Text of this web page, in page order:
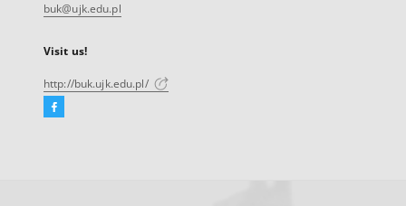
buk@ujk.edu.pl
Visit us!
http://buk.ujk.edu.pl/
Facebook